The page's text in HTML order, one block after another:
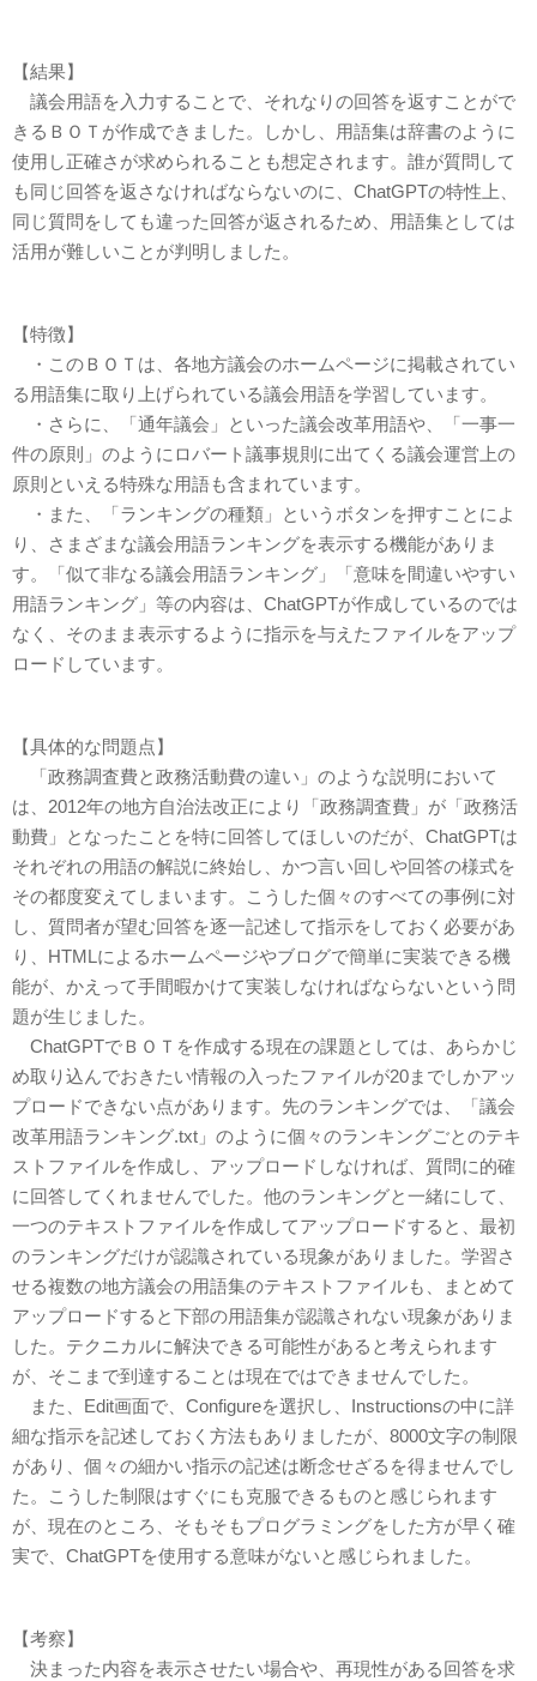
【結果】
議会用語を入力することで、それなりの回答を返すことがで
きるＢＯＴが作成できました。しかし、用語集は辞書のように
使用し正確さが求められることも想定されます。誰が質問して
も同じ回答を返さなければならないのに、ChatGPTの特性上、
同じ質問をしても違った回答が返されるため、用語集としては
活用が難しいことが判明しました。
【特徴】
・このＢＯＴは、各地方議会のホームページに掲載されてい
る用語集に取り上げられている議会用語を学習しています。
・さらに、「通年議会」といった議会改革用語や、「一事一
件の原則」のようにロバート議事規則に出てくる議会運営上の
原則といえる特殊な用語も含まれています。
・また、「ランキングの種類」というボタンを押すことによ
り、さまざまな議会用語ランキングを表示する機能がありま
す。「似て非なる議会用語ランキング」「意味を間違いやすい
用語ランキング」等の内容は、ChatGPTが作成しているのでは
なく、そのまま表示するように指示を与えたファイルをアップ
ロードしています。
【具体的な問題点】
「政務調査費と政務活動費の違い」のような説明において
は、2012年の地方自治法改正により「政務調査費」が「政務活
動費」となったことを特に回答してほしいのだが、ChatGPTは
それぞれの用語の解説に終始し、かつ言い回しや回答の様式を
その都度変えてしまいます。こうした個々のすべての事例に対
し、質問者が望む回答を逐一記述して指示をしておく必要があ
り、HTMLによるホームページやブログで簡単に実装できる機
能が、かえって手間暇かけて実装しなければならないという問
題が生じました。
ChatGPTでＢＯＴを作成する現在の課題としては、あらかじ
め取り込んでおきたい情報の入ったファイルが20までしかアッ
プロードできない点があります。先のランキングでは、「議会
改革用語ランキング.txt」のように個々のランキングごとのテキ
ストファイルを作成し、アップロードしなければ、質問に的確
に回答してくれませんでした。他のランキングと一緒にして、
一つのテキストファイルを作成してアップロードすると、最初
のランキングだけが認識されている現象がありました。学習さ
せる複数の地方議会の用語集のテキストファイルも、まとめて
アップロードすると下部の用語集が認識されない現象がありま
した。テクニカルに解決できる可能性があると考えられます
が、そこまで到達することは現在ではできませんでした。
また、Edit画面で、Configureを選択し、Instructionsの中に詳
細な指示を記述しておく方法もありましたが、8000文字の制限
があり、個々の細かい指示の記述は断念せざるを得ませんでし
た。こうした制限はすぐにも克服できるものと感じられます
が、現在のところ、そもそもプログラミングをした方が早く確
実で、ChatGPTを使用する意味がないと感じられました。
【考察】
決まった内容を表示させたい場合や、再現性がある回答を求